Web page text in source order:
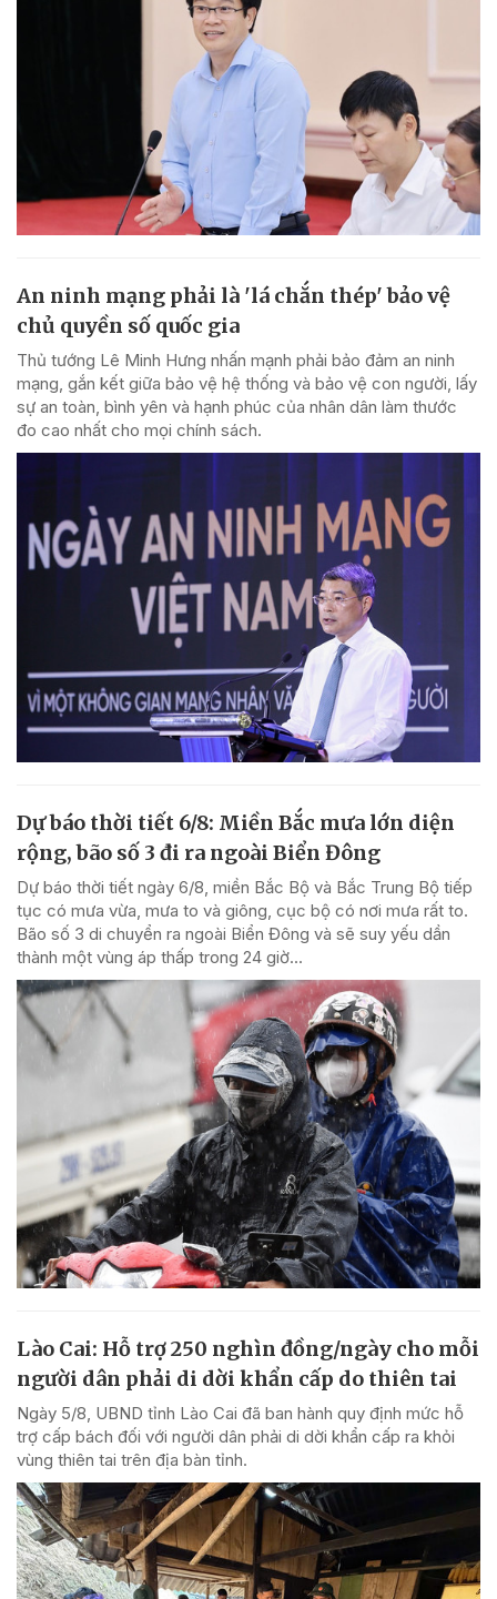
An ninh mạng phải là 'lá chắn thép' bảo vệ
chủ quyền số quốc gia
Thủ tướng Lê Minh Hưng nhấn mạnh phải bảo đảm an ninh
mạng, gắn kết giữa bảo vệ hệ thống và bảo vệ con người, lấy
sự an toàn, bình yên và hạnh phúc của nhân dân làm thước
đo cao nhất cho mọi chính sách.
Dự báo thời tiết 6/8: Miền Bắc mưa lớn diện
rộng, bão số 3 đi ra ngoài Biển Đông
Dự báo thời tiết ngày 6/8, miền Bắc Bộ và Bắc Trung Bộ tiếp
tục có mưa vừa, mưa to và giông, cục bộ có nơi mưa rất to.
Bão số 3 di chuyển ra ngoài Biển Đông và sẽ suy yếu dần
thành một vùng áp thấp trong 24 giờ...
Lào Cai: Hỗ trợ 250 nghìn đồng/ngày cho mỗi
người dân phải di dời khẩn cấp do thiên tai
Ngày 5/8, UBND tỉnh Lào Cai đã ban hành quy định mức hỗ
trợ cấp bách đối với người dân phải di dời khẩn cấp ra khỏi
vùng thiên tai trên địa bàn tỉnh.